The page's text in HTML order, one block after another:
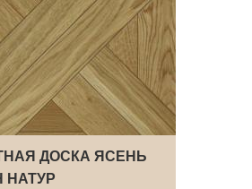
ДОСКА ЯСЕНЬ
НАТУР